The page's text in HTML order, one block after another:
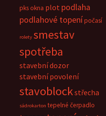
pks okna plot podlaha
podlahové topenípočasí
rolety smestav
spotřeba
stavební dozor
stavební povolení
stavoblockstřecha
sádrokarton tepelné čerpadlo